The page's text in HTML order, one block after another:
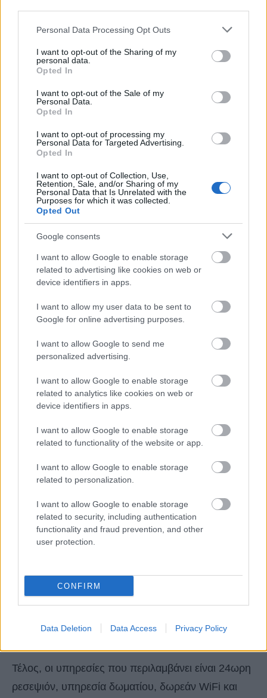
Please note that this website/app uses one or more Google
not limited to your visit or usage behaviour. You may click to
grant or deny consent to Google and its third-party tags to
use your data for below specified purposes in below Google
consent section.
Personal Data Processing Opt Outs
I want to opt-out of the Sharing of my
personal data.
Opted In
I want to opt-out of the Sale of my
Personal Data.
Opted In
I want to opt-out of processing my
Personal Data for Targeted Advertising.
Opted In
I want to opt-out of Collection, Use,
Retention, Sale, and/or Sharing of my
Personal Data that Is Unrelated with the
Purposes for which it was collected.
Opted Out
Google consents
I want to allow Google to enable storage
related to advertising like cookies on web or
device identifiers in apps.
I want to allow my user data to be sent to
Google for online advertising purposes.
I want to allow Google to send me
personalized advertising.
I want to allow Google to enable storage
related to analytics like cookies on web or
device identifiers in apps.
I want to allow Google to enable storage
related to functionality of the website or app.
I want to allow Google to enable storage
related to personalization.
I want to allow Google to enable storage
related to security, including authentication
functionality and fraud prevention, and other
user protection.
CONFIRM
Data Deletion Data Access Privacy Policy
δύο bars.
in[n]Athens που εντυπωσιάζουν!
To νέο ξενοδοχείο δημιουργήθηκε με βαθύ
σεβασμό για την κληρονομιά του, καθώς αντανακλά
την ψυχή ενός τόπου, όπου γεννήθηκαν,
γράφτηκαν και… εκτυπώθηκαν ιστορίες. Τι
εννοούμε με αυτό; Πριν μετατραπεί σε ένα υπέροχο
boutique ξενοδοχείο, το κτίριο φιλοξενούσε ένα
γνωστό τυπογραφείο. Από εκεί εξηγείται επίσης και
το όνομα του, The Editor.
Τέλος, οι υπηρεσίες που περιλαμβάνει είναι 24ωρη
ρεσεψιόν, υπηρεσία δωματίου, δωρεάν WiFi και